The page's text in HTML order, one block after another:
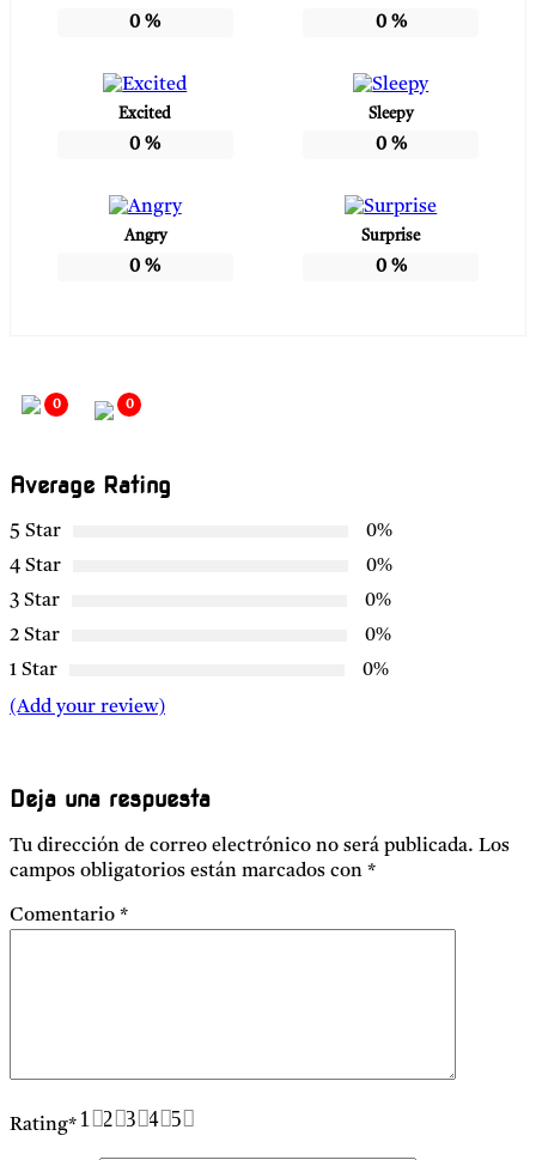
0 % 0%
Excited
0 %
Sleepy
0%
Angry
0 %
Surprise
0%
0 0
Average Rating
5 Star
0%
4 Star
0%
3 Star
0%
2 Star
0%
1 Star
0%
(Add your review)
Deja una respuesta
Tu dirección de correo electrónico no será publicada. Los
campos obligatorios están marcados con *
Comentario *
Rating* 5
4
3
2
1